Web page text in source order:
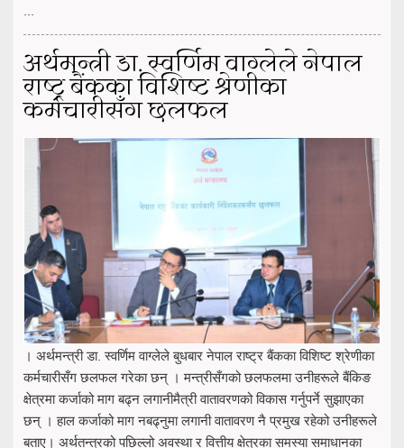
...
अर्थमन्त्री डा. स्वर्णिम वाग्लेले नेपाल
राष्ट्र बैंकका विशिष्ट श्रेणीका
कर्मचारीसँग छलफल
। अर्थमन्त्री डा. स्वर्णिम वाग्लेले बुधबार नेपाल राष्ट्र बैंकका विशिष्ट श्रेणीका
कर्मचारीसँग छलफल गरेका छन् । मन्त्रीसँगको छलफलमा उनीहरूले बैंकिङ
क्षेत्रमा कर्जाको माग बढ्न लगानीमैत्री वातावरणको विकास गर्नुपर्ने सुझाएका
छन् । हाल कर्जाको माग नबढ्नुमा लगानी वातावरण नै प्रमुख रहेको उनीहरूले
बताए। अर्थतन्त्रको पछिल्लो अवस्था र वित्तीय क्षेत्रका समस्या समाधानका